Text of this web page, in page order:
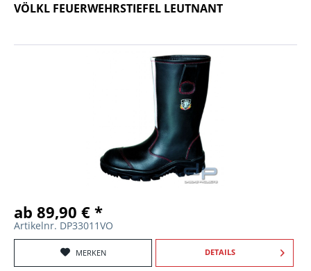
VÖLKL FEUERWEHRSTIEFEL LEUTNANT
ab 89,90 € *
Artikelnr. DP33011VO
MERKEN DETAILS